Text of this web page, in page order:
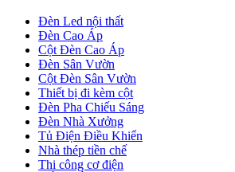
Đèn Led nội thất
Đèn Cao Áp
Cột Đèn Cao Áp
Đèn Sân Vườn
Cột Đèn Sân Vườn
Thiết bị đi kèm cột
Đèn Pha Chiếu Sáng
Đèn Nhà Xưởng
Tủ Điện Điều Khiển
Nhà thép tiền chế
Thi công cơ điện